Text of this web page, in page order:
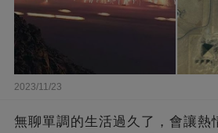
2023/11/23
無聊單調的生活過久了，會讓熱